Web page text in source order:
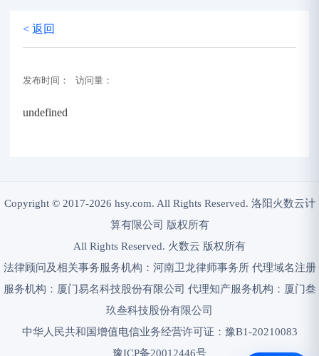
< 返回
发布时间： 访问量：
undefined
Copyright © 2017-2026 hsy.com. All Rights Reserved. 洛阳火数云计
算有限公司 版权所有
All Rights Reserved. 火数云 版权所有
法律顾问及相关事务服务机构：河南卫龙律师事务所 代理域名注册
服务机构：厦门易名科技股份有限公司 代理知产服务机构：厦门叁
玖叁科技股份有限公司
中华人民共和国增值电信业务经营许可证：豫B1-20210083
豫ICP备20012446号